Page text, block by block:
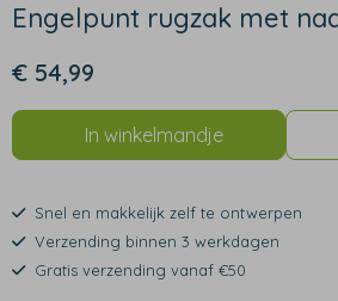
Engelpunt rugzak met
€ 54,99
In winkelmandje
Snel en makkelijk zelf te ontwerpen
Verzending binnen 3 werkdagen
Gratis verzending vanaf €50